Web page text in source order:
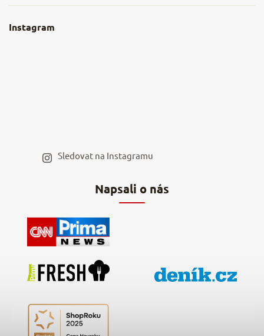
Obchodní podmínky
Nejčastější dotazy
Napsali o nás
Instagram
Sledovat na Instagramu
Hodnocení obchodu